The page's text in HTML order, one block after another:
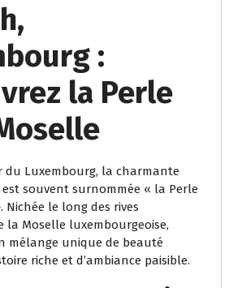
:
la Perle
Luxembourg, la charmante
est souvent surnommée « la Perle
Nichée le long des rives
la Moselle luxembourgeoise,
mélange unique de beauté
riche et d’ambiance paisible.